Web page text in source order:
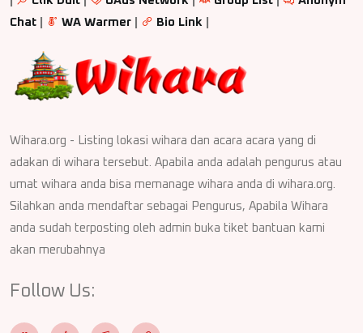
Chat
WA Warmer Bio Link
Wihara.org - Listing lokasi wihara dan acara acara yang di
adakan di wihara tersebut. Apabila anda adalah pengurus atau
umat wihara anda bisa memanage wihara anda di wihara.org.
Silahkan anda mendaftar sebagai Pengurus, Apabila Wihara
anda sudah terposting oleh admin buka tiket bantuan kami
akan merubahnya
Follow Us: